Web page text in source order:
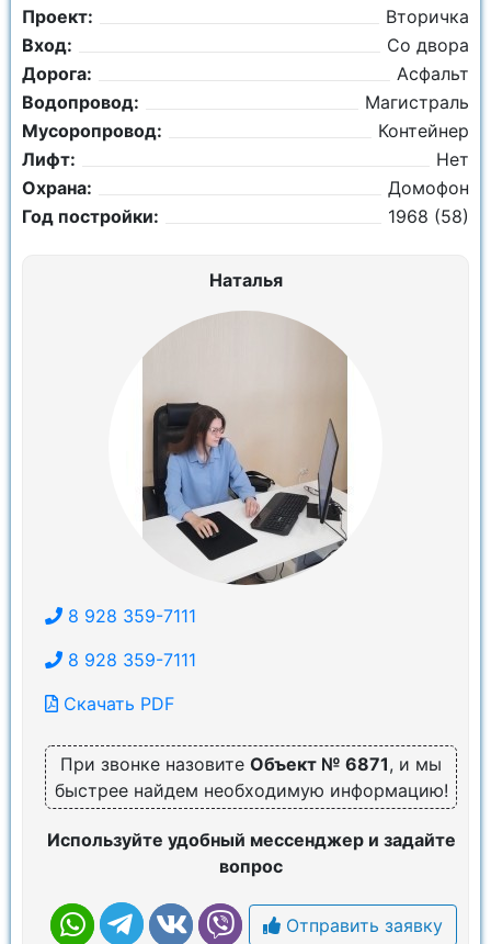
Проект:
Вторичка
Вход:
Со двора
Дорога:
Асфальт
Водопровод:
Магистраль
Мусоропровод:
Контейнер
Лифт:
Нет
Охрана:
Домофон
Год постройки:
1968 (58)
Наталья
8 928 359-7111
8 928 359-7111
Скачать PDF
При звонке назовите Объект № 6871, и мы
быстрее найдем необходимую информацию!
Используйте удобный мессенджер и задайте
вопрос
Отправить заявку